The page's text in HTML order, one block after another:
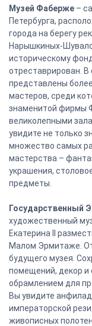
Музей Фаберже –
Петербурга,
города на берегу
Нарышкиных-
историческому
отреставрирован. В
представлены
мастеров, среди
знаменитой фирмы
великолепными
увидите не только
множество самых
мастерства –
украшения,
предметы.
Государственный
художественный
Екатерина II
Малом Эрмитаже.
будущего музея.
помещений, декор и
обрамлением для
Вы увидите
императорской
живописных